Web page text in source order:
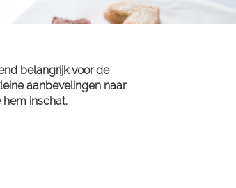
belangrijk voor de
aanbevelingen naar
hem inschat.